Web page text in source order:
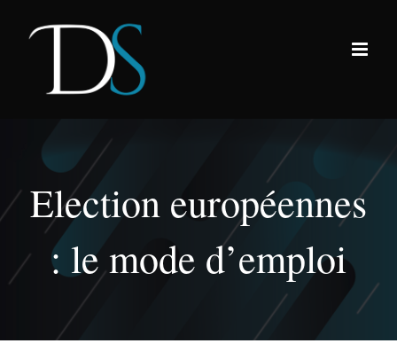
Election européennes
: le mode d’emploi